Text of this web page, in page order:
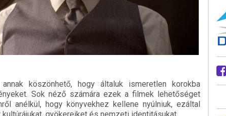
köszönhető, hogy általuk ismeretlen korokba
Sok néző számára ezek a filmek lehetőséget
anélkül, hogy könyvekhez kellene nyúlniuk, ezáltal